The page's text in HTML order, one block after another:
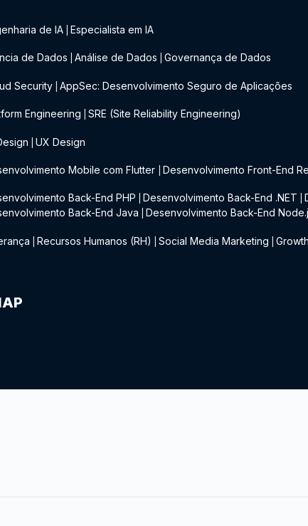
de IA Especialista em IA
de Dados Análise de Dados Governança de Dados
Security AppSec: Desenvolvimento Seguro de Aplicações
Engineering SRE (Site Reliability Engineering)
UX Design
Mobile com Flutter Desenvolvimento Front-End
Back-End PHP Desenvolvimento Back-End .NET
Back-End Java Desenvolvimento Back-End
Recursos Humanos (RH) Social Media Marketing